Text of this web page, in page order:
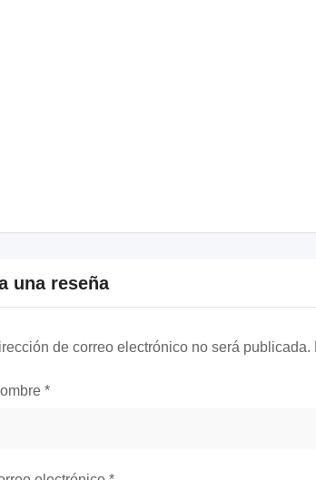
una reseña
de correo electrónico no será publicada.
*